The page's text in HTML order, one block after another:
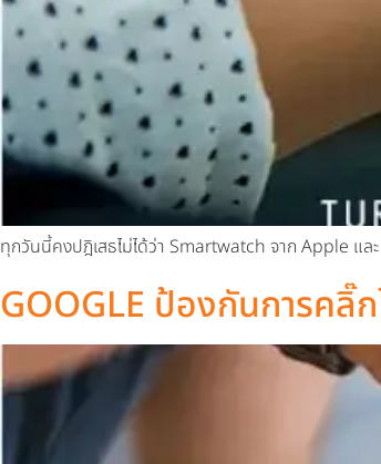
ทุกวันนี้คงปฎิเสธไม่ได้ว่า Smartwatch จาก Apple แ
GOOGLE ป้องกันการคลิ๊